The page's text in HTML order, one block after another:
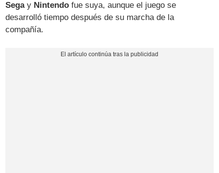
Segay Nintendo fue suya, aunque el juego se
desarrolló tiempo después de su marcha de la
compañía.